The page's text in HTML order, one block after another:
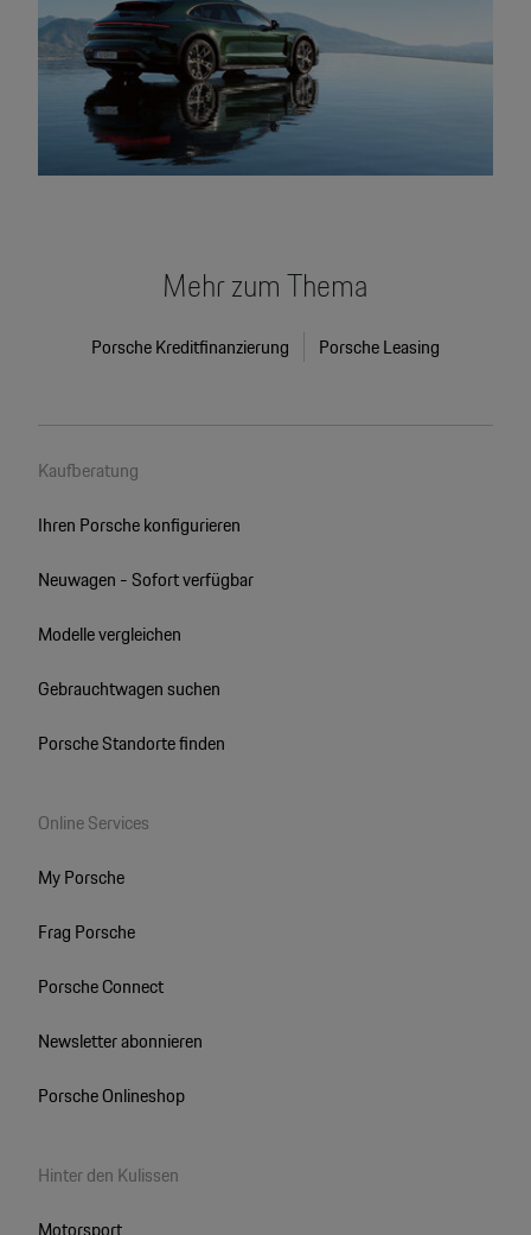
Mehr zum Thema
Porsche Kreditfinanzierung Porsche Leasing
Kaufberatung
Ihren Porsche konfigurieren
Neuwagen - Sofort verfügbar
Modelle vergleichen
Gebrauchtwagen suchen
Porsche Standorte finden
Online Services
My Porsche
Frag Porsche
Porsche Connect
Newsletter abonnieren
Porsche Onlineshop
Hinter den Kulissen